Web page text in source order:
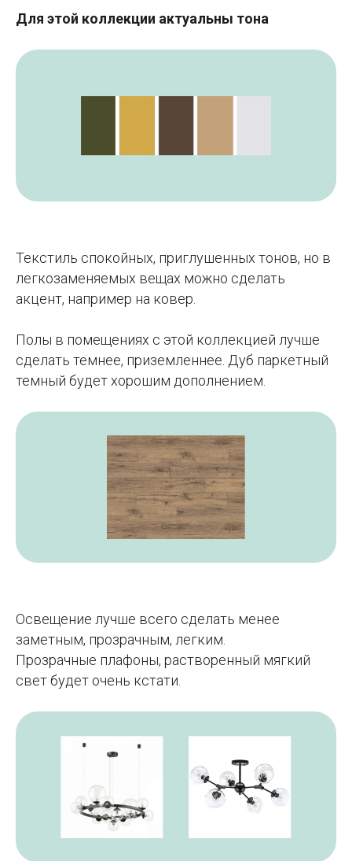
Для этой коллекции актуальны тона
Текстиль спокойных, приглушенных тонов, но в
легкозаменяемых вещах можно сделать
акцент, например на ковер.
Полы в помещениях с этой коллекцией лучше
сделать темнее, приземленнее. Дуб паркетный
темный будет хорошим дополнением.
Освещение лучше всего сделать менее
заметным, прозрачным, легким.
Прозрачные плафоны, растворенный мягкий
свет будет очень кстати.